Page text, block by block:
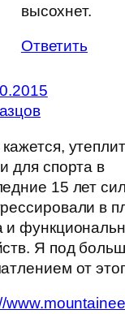
высохнет.
Ответить
для спорта в
15 лет
в
и
Я под
от